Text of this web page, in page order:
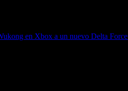
en Xbox a un nuevo Delta Force